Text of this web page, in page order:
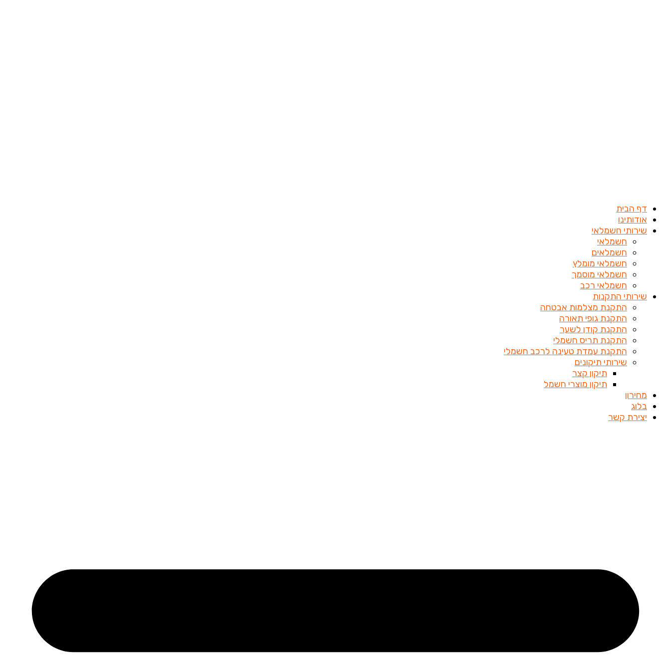
דף הבית
אודותינו
שירותי חשמלאי
חשמלאי
חשמלאים
חשמלאי מומלץ
חשמלאי מוסמך
חשמלאי רכב
שירותי התקנות
התקנת מצלמות אבטחה
התקנת גופי תאורה
התקנת קודן לשער
התקנת תריס חשמלי
התקנת עמדת טעינה לרכב חשמלי
שירותי תיקונים
תיקון קצר
תיקון מוצרי חשמל
מחירון
בלוג
יצירת קשר